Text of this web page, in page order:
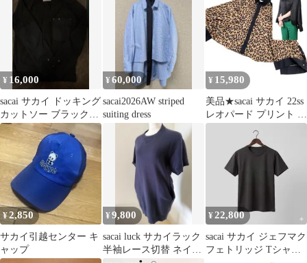
きチュニック
¥ 16,000
sacai サカイ ドッキング
カットソー ブラック
20AW
¥60,000
sacai2026AW striped
suiting dress
¥ 15,980
美品★sacai サカイ 22ss
レオパード プリント シ
ャツ 変形 2
¥2,850
サカイ引越センター キ
ャップ
¥9,800
sacai luck サカイラック
半袖レース切替 ネイビ
¥22,800
sacai サカイ ジェフマク
フェトリッジ Tシャツ